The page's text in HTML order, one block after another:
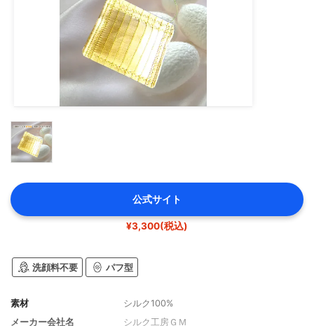
公式サイト
¥3,300(税込)
洗顔料不要 パフ型
素材
シルク100%
メーカー会社名
シルク工房ＧＭ